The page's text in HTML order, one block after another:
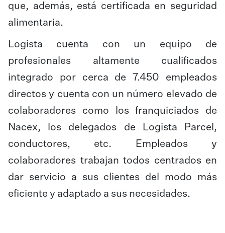
que, además, está certificada en seguridad
alimentaria.
Logista cuenta con un equipo de
profesionales altamente cualificados
integrado por cerca de 7.450 empleados
directos y cuenta con un número elevado de
colaboradores como los franquiciados de
Nacex, los delegados de Logista Parcel,
conductores, etc. Empleados y
colaboradores trabajan todos centrados en
dar servicio a sus clientes del modo más
eficiente y adaptado a sus necesidades.